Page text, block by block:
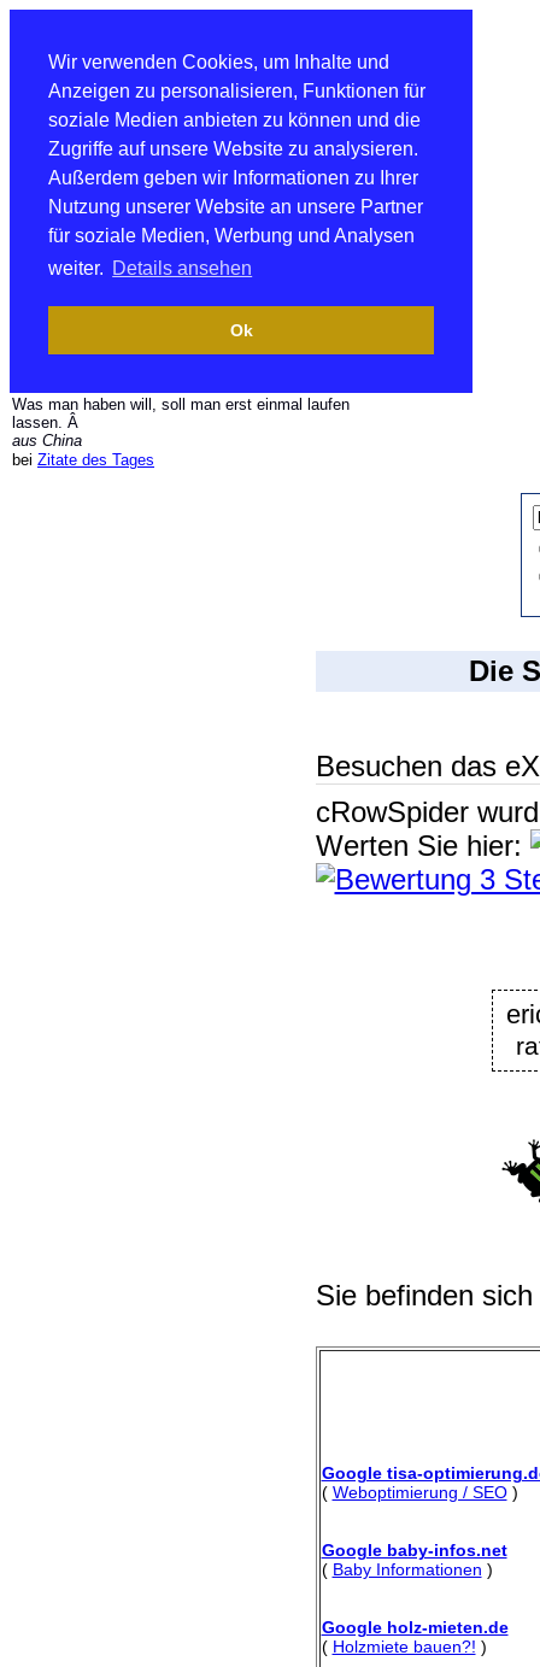
Wir verwenden Cookies, um Inhalte und
Anzeigen zu personalisieren, Funktionen für
soziale Medien anbieten zu können und die
Zugriffe auf unsere Website zu analysieren.
Außerdem geben wir Informationen zu Ihrer
Nutzung unserer Website an unsere Partner
für soziale Medien, Werbung und Analysen
weiter. Details ansehen
Ok
Was man haben will, soll man erst einmal laufen
lassen. Â
aus China
bei Zitate des Tages
Die
Besuchen das
cRowSpider
Werten Sie hier:
Sie befinden
Google tisa-
( Weboptimierung / SEO)
Google baby-infos.net
( Baby Informationen )
Google holz-mieten.de
( Holzmiete bauen?! )